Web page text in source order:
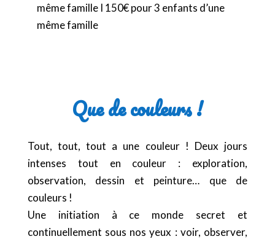
même famille I 150€ pour 3 enfants d’une
même famille
Que de couleurs !
Tout, tout, tout a une couleur ! Deux jours
intenses tout en couleur : exploration,
observation, dessin et peinture… que de
couleurs !
Une initiation à ce monde secret et
continuellement sous nos yeux : voir, observer,